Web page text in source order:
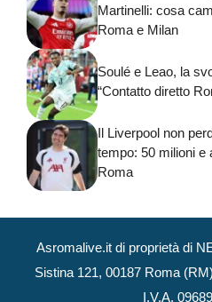
Martinelli: cosa
Roma e Milan
Soulé e Leao, la
“Contatto diretto
Il Liverpool non
tempo: 50 milioni e
Roma
Asromalive.it di proprietà di
Sistina 121, 00187 Roma
I.V.A.